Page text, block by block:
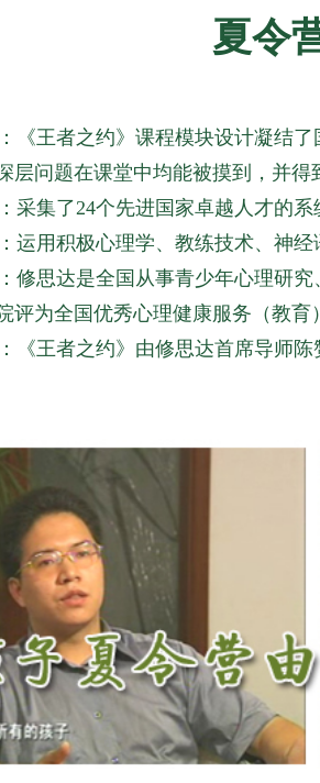
夏令
《王者之约》课程模块设计凝结
层问题在课堂中均能被摸到，并
采集了24个先进国家卓越人才的
运用积极心理学、教练技术、神
修思达是全国从事青少年心理研
评为全国优秀心理健康服务（教育
《王者之约》由修思达首席导师